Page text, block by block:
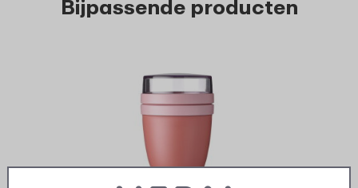
Bijpassende producten